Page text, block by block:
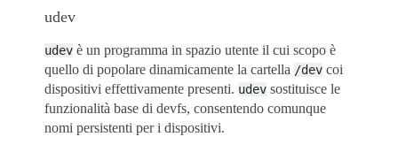
udev
udev è un programma in spazio utente il cui scopo è
quello di popolare dinamicamente la cartella /dev coi
dispositivi effettivamente presenti. udev sostituisce le
funzionalità base di devfs, consentendo comunque
nomi persistenti per i dispositivi.